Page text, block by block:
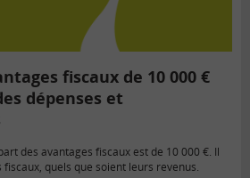
fiscaux de 10 000 €
dépenses et
des avantages fiscaux est de 10 000 €. Il
fiscaux, quels que soient leurs revenus.